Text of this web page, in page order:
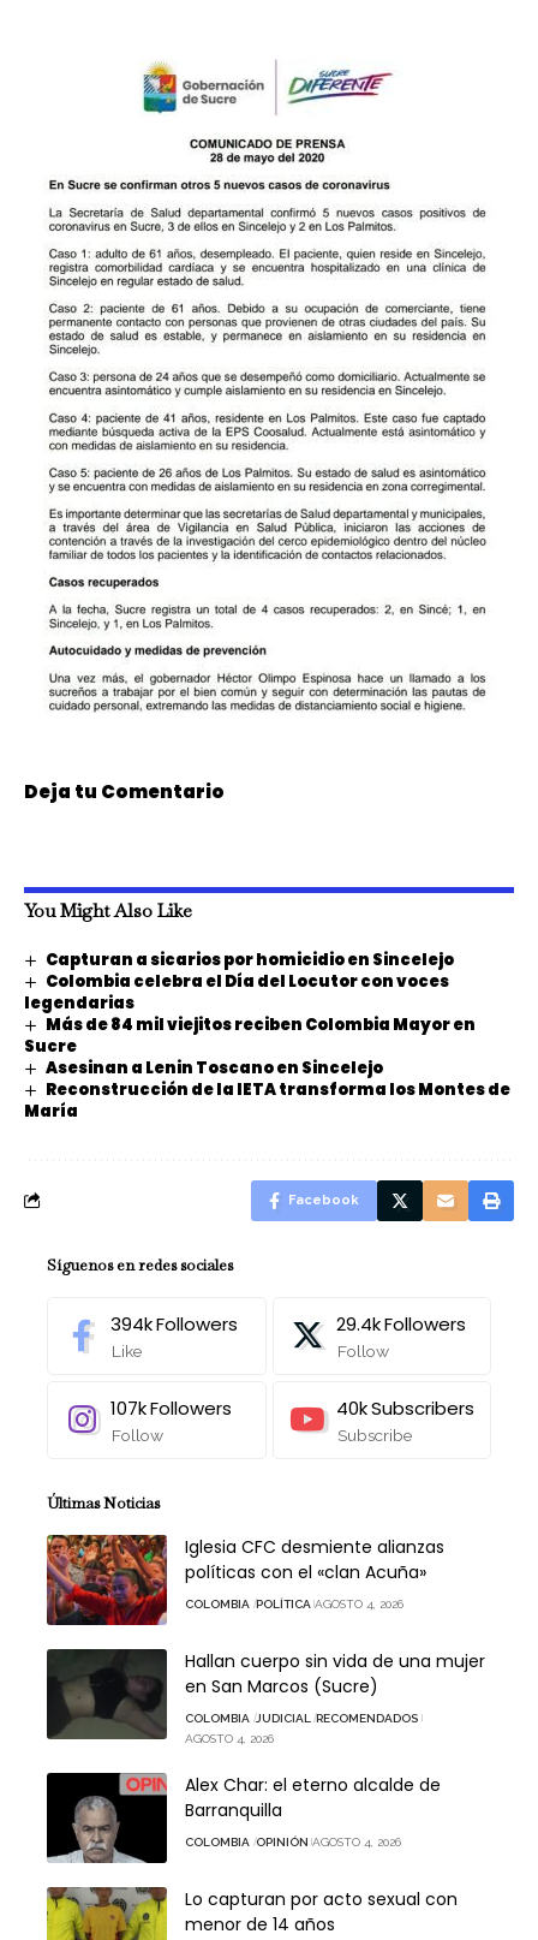
Deja tu Comentario
You Might Also Like
Capturan a sicarios por homicidio en Sincelejo
Colombia celebra el Día del Locutor con voces
legendarias
Más de 84 mil viejitos reciben Colombia Mayor en
Sucre
Asesinan a Lenin Toscano en Sincelejo
Reconstrucción de la IETA transforma los Montes de
María
Facebook
Síguenos en redes sociales
394kFollowers
Like
29.4kFollowers
Follow
107kFollowers
Follow
40kSubscribers
Subscribe
Últimas Noticias
Iglesia CFC desmiente alianzas
políticas con el «clan Acuña»
COLOMBIA POLÍTICA AGOSTO 4, 2026
Hallan cuerpo sin vida de una mujer
en San Marcos (Sucre)
COLOMBIA JUDICIAL
RECOMENDADOS
AGOSTO 4, 2026
Alex Char: el eterno alcalde de
Barranquilla
COLOMBIA OPINIÓN AGOSTO 4, 2026
Lo capturan por acto sexual con
menor de 14 años